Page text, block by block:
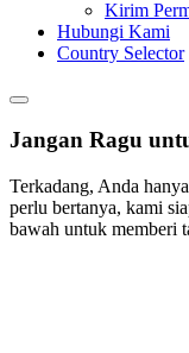
Kirim
Hubungi Kami
Country Selector
Jangan Ragu
Terkadang, Anda
perlu bertanya, kami
bawah untuk memberi